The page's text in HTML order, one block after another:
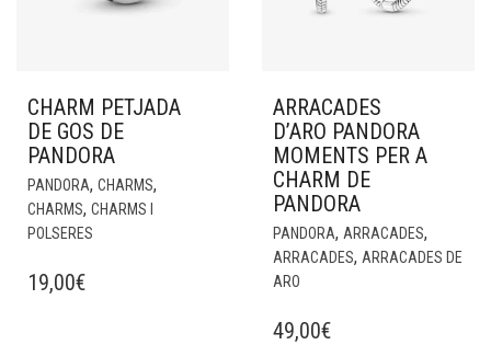
CHARM PETJADA
DE GOS DE
PANDORA
PANDORA, CHARMS,
CHARMS, CHARMS I
POLSERES
19,00€
ARRACADES
D’ARO PANDORA
MOMENTS PER A
CHARM DE
PANDORA
PANDORA, ARRACADES,
ARRACADES, ARRACADES DE
ARO
49,00€